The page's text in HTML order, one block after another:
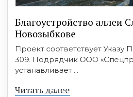
Благоустройство аллеи
Новозыбкове
Проект соответствует
309. Подрядчик ООО
устанавливает ...
Читать далее